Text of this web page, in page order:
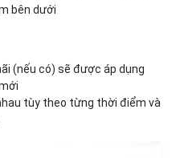
bên dưới
(nếu có) sẽ được áp dụng
tùy theo từng thời điểm và